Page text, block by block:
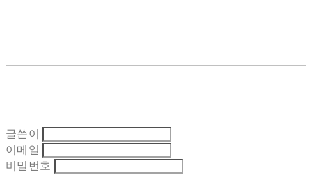
글쓴이
이메일
비밀번호